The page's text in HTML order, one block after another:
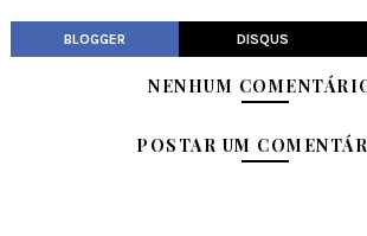
BLOGGER DISQUS
NENHUM
POSTAR UM